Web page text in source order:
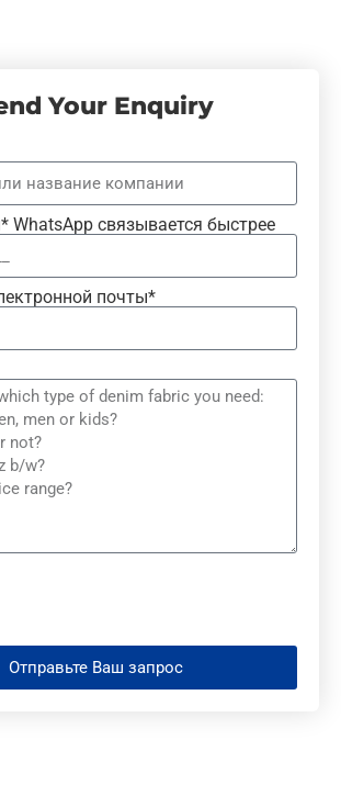
Your Enquiry
WhatsApp связывается быстрее
почты*
Отправьте Ваш запрос